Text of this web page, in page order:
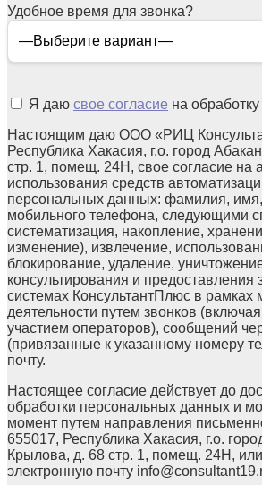
Удобное время для звонка?
Я даю свое согласие на
Настоящим даю ООО «РИЦ
Республика Хакасия, г.о. город
стр. 1, помещ. 24Н, свое согласие на
использования средств
персональных данных: фамилия,
мобильного телефона, следующими
систематизация, накопление,
изменение), извлечение,
блокирование, удаление,
консультирования и
системах КонсультантПлюс в
деятельности путем звонков
участием операторов), сообщений
(привязанные к указанному номеру
почту.
Настоящее согласие действует до
обработки персональных данных и
момент путем направления
655017, Республика Хакасия, г.о.
Крылова, д. 68 стр. 1, помещ. 24Н,
электронную почту